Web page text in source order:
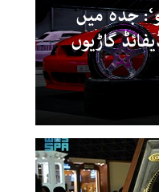
جدہ میں
گاڑیوں